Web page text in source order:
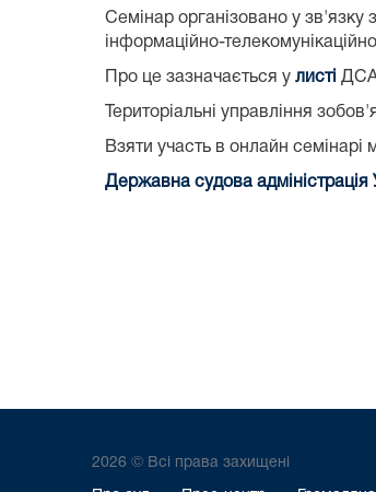
Семінар організовано у
інформаційно-
Про це зазначається у листі ДСА
Територіальні управління
Взяти участь в онлайн
Державна судова адміністрація
2026 © Всі права захищені